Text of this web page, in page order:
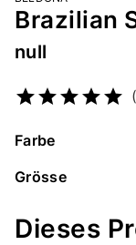
Brazilian
null
Farbe
Grösse
Dieses